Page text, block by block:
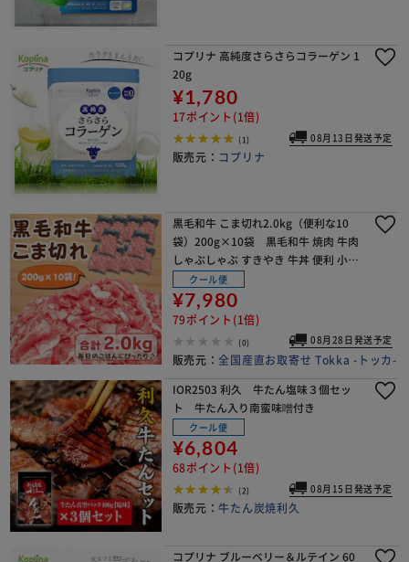
コプリナ 高純度さらさらコラーゲン 1
20g
¥1,780
17ポイント(1倍)
(1) 08月13日発送予定
販売元： コプリナ
黒毛和牛 こま切れ2.0kg（便利な10
袋）200g×10袋 黒毛和牛 焼肉 牛肉
しゃぶしゃぶ すきやき 牛丼 便利 小分
け【代引き不可】
クール便
¥7,980
79ポイント(1倍)
(0) 08月28日発送予定
販売元： 全国産直お取寄せ Tokka -トッカ-
IOR2503 利久 牛たん塩味３個セッ
ト 牛たん入り南蛮味噌付き
クール便
¥6,804
68ポイント(1倍)
(2) 08月15日発送予定
販売元：牛たん炭焼利久
コプリナ ブルーベリー＆ルテイン 60